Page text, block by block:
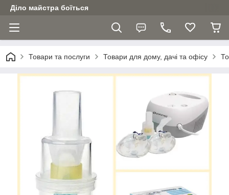
Діло майстра боїться
Товари та послуги Товари для дому, дачі та офісу